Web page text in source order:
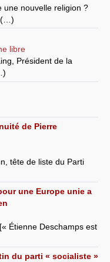
une nouvelle religion ?
(…)
libre
Président de la
de Pierre
tête de liste du Parti
une Europe unie a
Étienne Deschamps est
du parti « socialiste »